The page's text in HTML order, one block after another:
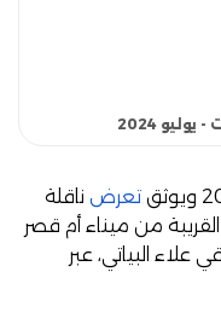
2024
تعرض ناقلة
من ميناء أم قصر
علاء البياتي، عبر